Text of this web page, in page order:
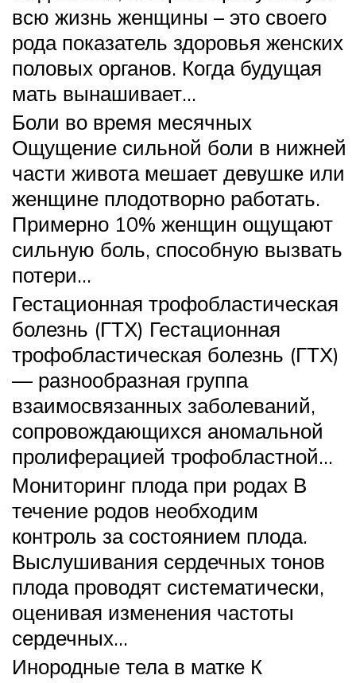
всю жизнь женщины – это своего
рода показатель здоровья женских
половых органов. Когда будущая
мать вынашивает…
Боли во время месячных
Ощущение сильной боли в нижней
части живота мешает девушке или
женщине плодотворно работать.
Примерно 10% женщин ощущают
сильную боль, способную вызвать
потери…
Гестационная трофобластическая
болезнь (ГТХ) Гестационная
трофобластическая болезнь (ГТХ)
— разнообразная группа
взаимосвязанных заболеваний,
сопровождающихся аномальной
пролиферацией трофобластной…
Мониторинг плода при родах В
течение родов необходим
контроль за состоянием плода.
Выслушивания сердечных тонов
плода проводят систематически,
оценивая изменения частоты
сердечных…
Инородные тела в матке К